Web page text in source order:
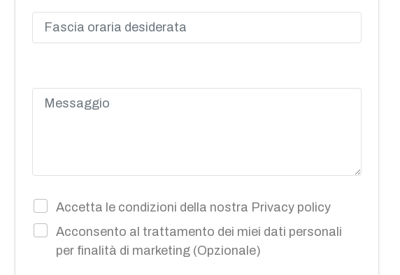
Accetta le condizioni della nostra Privacy policy
Acconsento al trattamento dei miei dati personali
per finalità di marketing (Opzionale)